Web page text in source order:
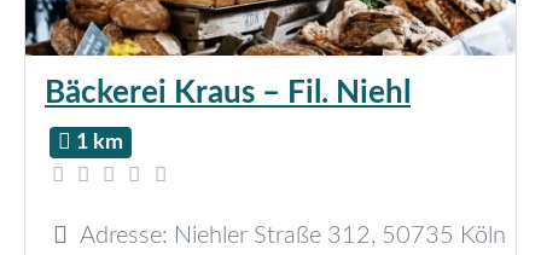
Bäckerei Kraus – Fil. Niehl
1 km
Adresse: Niehler Straße 312, 50735 Köln